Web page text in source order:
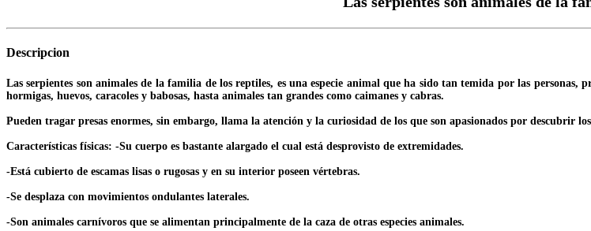
Descripcion
Las serpientes son animales de la familia de los reptiles, es una especie animal que ha sido tan temida por las personas,
hormigas, huevos, caracoles y babosas, hasta animales tan grandes como caimanes y cabras.
Pueden tragar presas enormes, sin embargo, llama la atención y la curiosidad de los que son apasionados por descubrir
Características físicas: -Su cuerpo es bastante alargado el cual está desprovisto de extremidades.
-Está cubierto de escamas lisas o rugosas y en su interior poseen vértebras.
-Se desplaza con movimientos ondulantes laterales.
-Son animales carnívoros que se alimentan principalmente de la caza de otras especies animales.